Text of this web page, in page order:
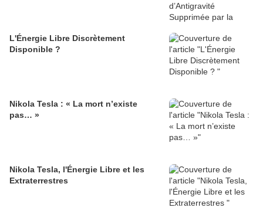
L'Énergie Libre Discrètement
Disponible ?
Nikola Tesla : « La mort n’existe
pas… »
Nikola Tesla, l'Énergie Libre et les
Extraterrestres